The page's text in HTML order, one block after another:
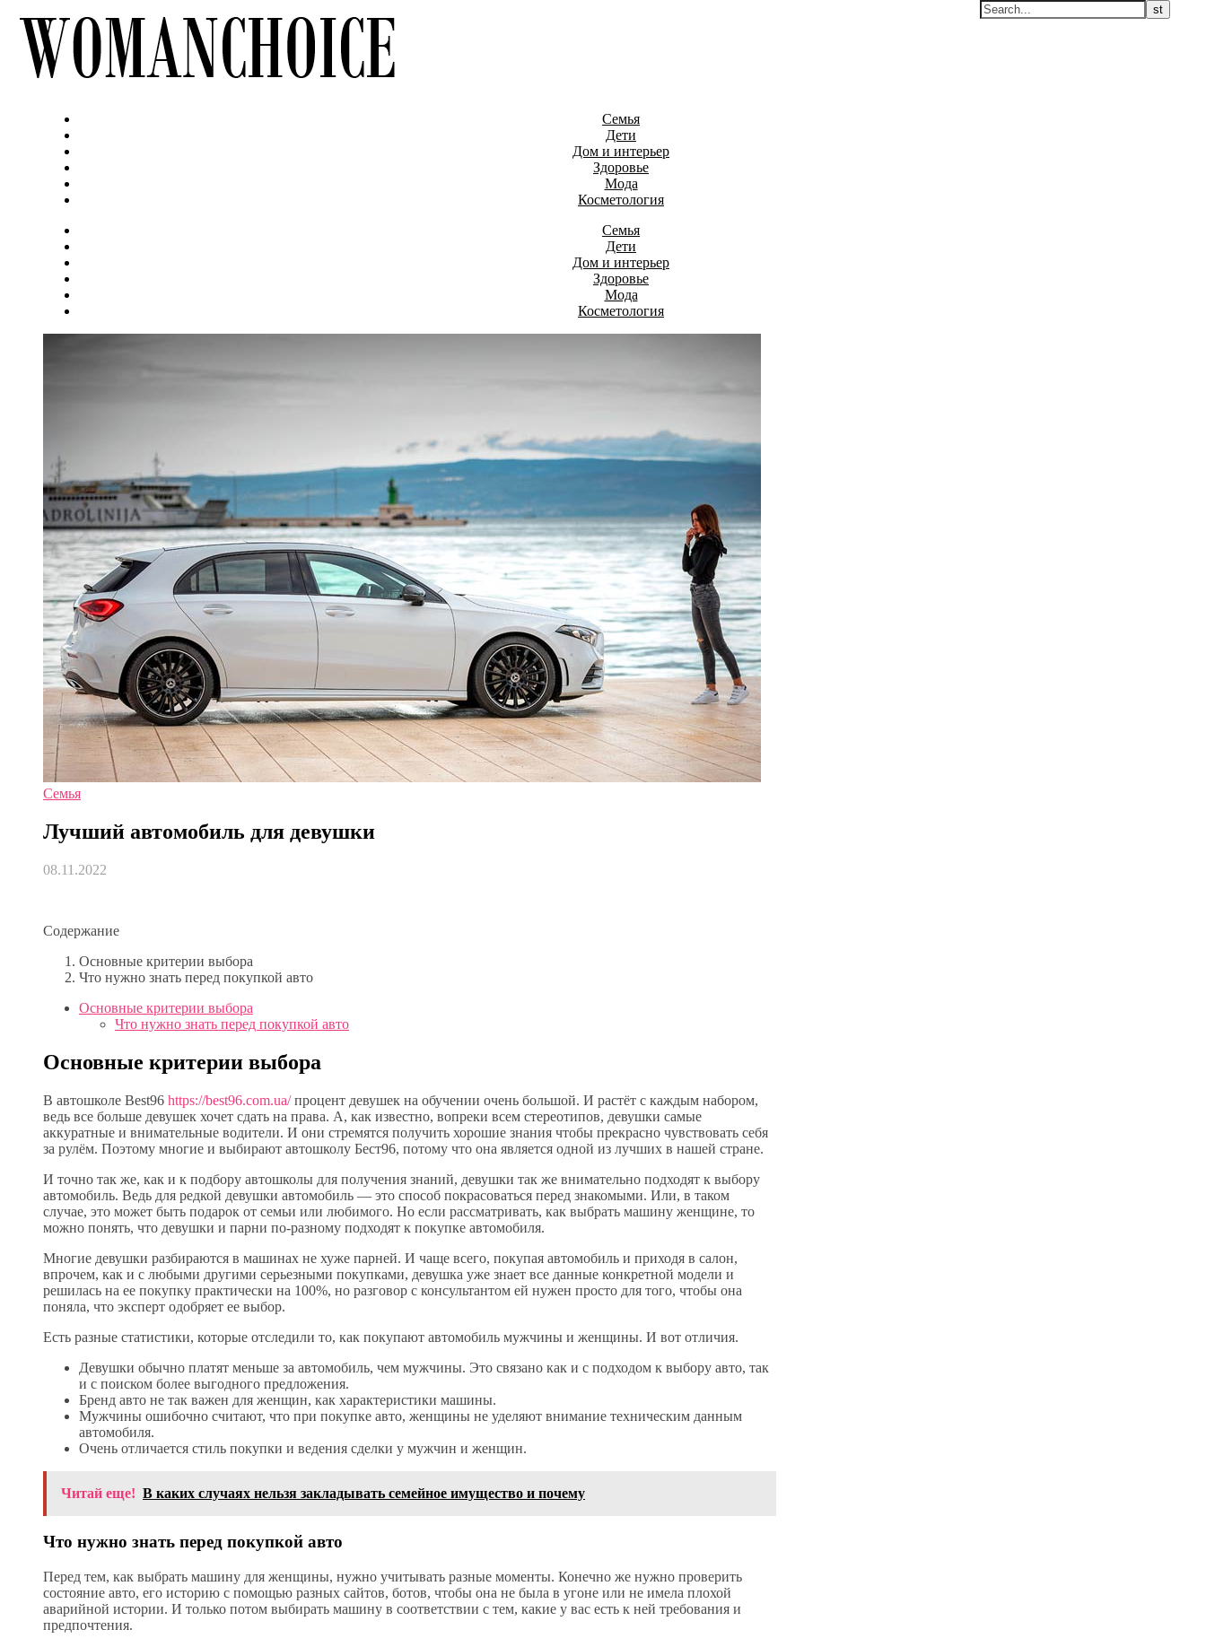
Семья
Дети
Дом и интерьер
Здоровье
Мода
Косметология
Семья
Дети
Дом и интерьер
Здоровье
Мода
Косметология
Семья
Лучший автомобиль для девушки
08.11.2022
Содержание
Основные критерии выбора
Что нужно знать перед покупкой авто
Основные критерии выбора
Что нужно знать перед покупкой авто
Основные критерии выбора
В автошколе Best96 https://best96.com.ua/процент девушек на обучении очень большой. И растёт с каждым набором,
ведь все больше девушек хочет сдать на права. А, как известно, вопреки всем стереотипов, девушки самые
аккуратные и внимательные водители. И они стремятся получить хорошие знания чтобы прекрасно чувствовать себя
за рулём. Поэтому многие и выбирают автошколу Бест96, потому что она является одной из лучших в нашей стране.
И точно так же, как и к подбору автошколы для получения знаний, девушки так же внимательно подходят к выбору
автомобиль. Ведь для редкой девушки автомобиль — это способ покрасоваться перед знакомыми. Или, в таком
случае, это может быть подарок от семьи или любимого. Но если рассматривать, как выбрать машину женщине, то
можно понять, что девушки и парни по-разному подходят к покупке автомобиля.
Многие девушки разбираются в машинах не хуже парней. И чаще всего, покупая автомобиль и приходя в салон,
впрочем, как и с любыми другими серьезными покупками, девушка уже знает все данные конкретной модели и
решилась на ее покупку практически на 100%, но разговор с консультантом ей нужен просто для того, чтобы она
поняла, что эксперт одобряет ее выбор.
Есть разные статистики, которые отследили то, как покупают автомобиль мужчины и женщины. И вот отличия.
Девушки обычно платят меньше за автомобиль, чем мужчины. Это связано как и с подходом к выбору авто, так
и с поиском более выгодного предложения.
Бренд авто не так важен для женщин, как характеристики машины.
Мужчины ошибочно считают, что при покупке авто, женщины не уделяют внимание техническим данным
автомобиля.
Очень отличается стиль покупки и ведения сделки у мужчин и женщин.
Читай еще! В каких случаях нельзя закладывать семейное имущество и почему
Что нужно знать перед покупкой авто
Перед тем, как выбрать машину для женщины, нужно учитывать разные моменты. Конечно же нужно проверить
состояние авто, его историю с помощью разных сайтов, ботов, чтобы она не была в угоне или не имела плохой
аварийной истории. И только потом выбирать машину в соответствии с тем, какие у вас есть к ней требования и
предпочтения.